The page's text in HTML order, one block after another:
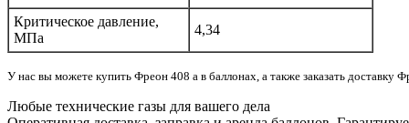
Критическое давление,
МПа
4,34
У нас вы можете купить Фреон 408 a в баллонах, а также заказать доставку
Любые технические газы для вашего дела